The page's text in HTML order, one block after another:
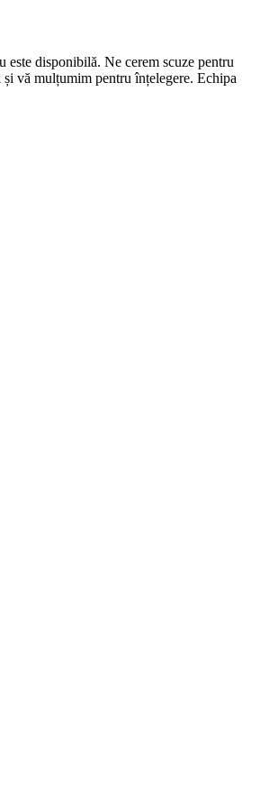
este disponibilă. Ne cerem scuze pentru
și vă mulțumim pentru înțelegere. Echipa